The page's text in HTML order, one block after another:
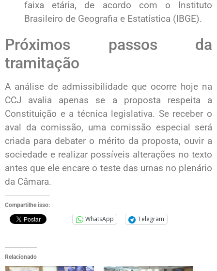
faixa etária, de acordo com o Instituto
Brasileiro de Geografia e Estatística (IBGE).
Próximos passos da
tramitação
A análise de admissibilidade que ocorre hoje na
CCJ avalia apenas se a proposta respeita a
Constituição e a técnica legislativa. Se receber o
aval da comissão, uma comissão especial será
criada para debater o mérito da proposta, ouvir a
sociedade e realizar possíveis alterações no texto
antes que ele encare o teste das urnas no plenário
da Câmara.
Compartilhe isso:
WhatsApp Telegram
Relacionado